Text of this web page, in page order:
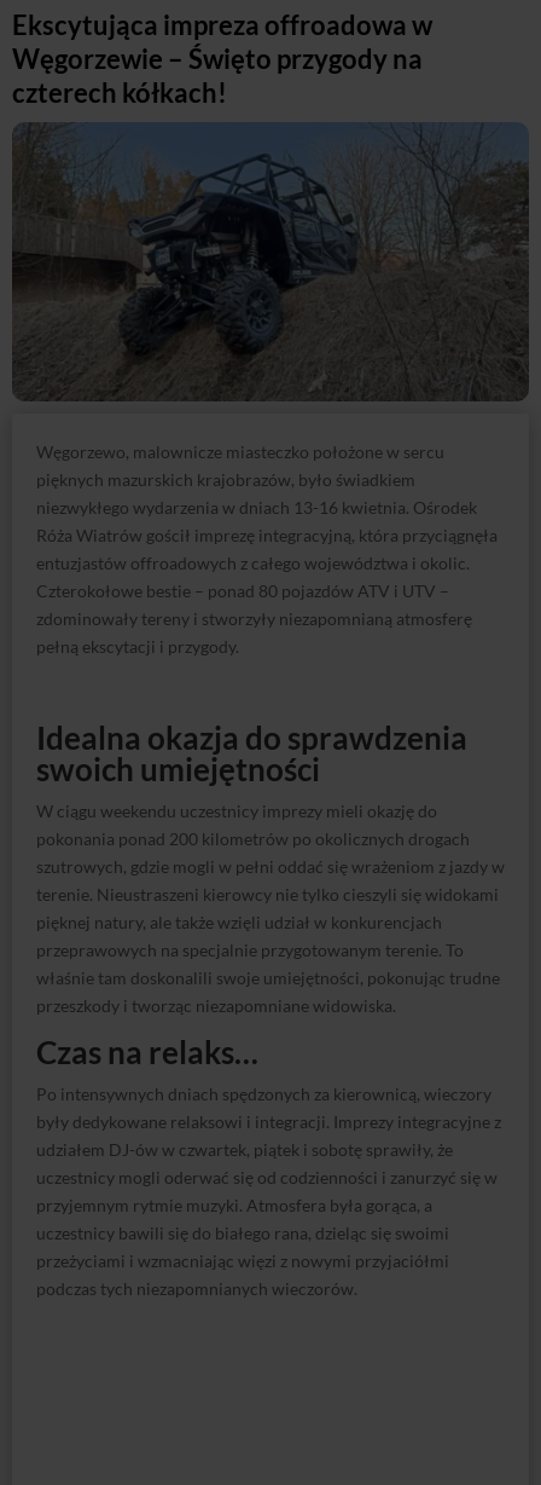
Ekscytująca impreza offroadowa w
Węgorzewie – Święto przygody na
czterech kółkach!
Węgorzewo, malownicze miasteczko położone w sercu
pięknych mazurskich krajobrazów, było świadkiem
niezwykłego wydarzenia w dniach 13-16 kwietnia. Ośrodek
Róża Wiatrów gościł imprezę integracyjną, która przyciągnęła
entuzjastów offroadowych z całego województwa i okolic.
Czterokołowe bestie – ponad 80 pojazdów ATV i UTV –
zdominowały tereny i stworzyły niezapomnianą atmosferę
pełną ekscytacji i przygody.
Idealna okazja do sprawdzenia
swoich umiejętności
W ciągu weekendu uczestnicy imprezy mieli okazję do
pokonania ponad 200 kilometrów po okolicznych drogach
szutrowych, gdzie mogli w pełni oddać się wrażeniom z jazdy w
terenie. Nieustraszeni kierowcy nie tylko cieszyli się widokami
pięknej natury, ale także wzięli udział w konkurencjach
przeprawowych na specjalnie przygotowanym terenie. To
właśnie tam doskonalili swoje umiejętności, pokonując trudne
przeszkody i tworząc niezapomniane widowiska.
Czas na relaks…
Po intensywnych dniach spędzonych za kierownicą, wieczory
były dedykowane relaksowi i integracji. Imprezy integracyjne z
udziałem DJ-ów w czwartek, piątek i sobotę sprawiły, że
uczestnicy mogli oderwać się od codzienności i zanurzyć się w
przyjemnym rytmie muzyki. Atmosfera była gorąca, a
uczestnicy bawili się do białego rana, dzieląc się swoimi
przeżyciami i wzmacniając więzi z nowymi przyjaciółmi
podczas tych niezapomnianych wieczorów.